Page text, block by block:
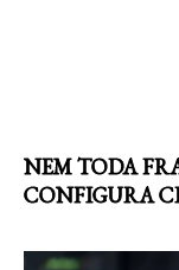
NEM TODA
CONFIGURA